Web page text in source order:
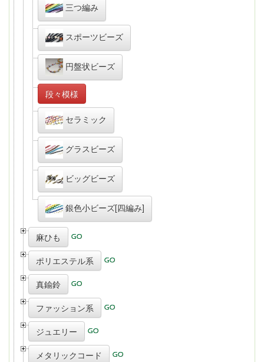
三つ編み
スポーツビーズ
円盤状ビーズ
段々模様
セラミック
グラスビーズ
ビッグビーズ
銀色小ビーズ[四編み]
麻ひも
ポリエステル系
真鍮鈴
ファッション系
ジュエリー
メタリックコード